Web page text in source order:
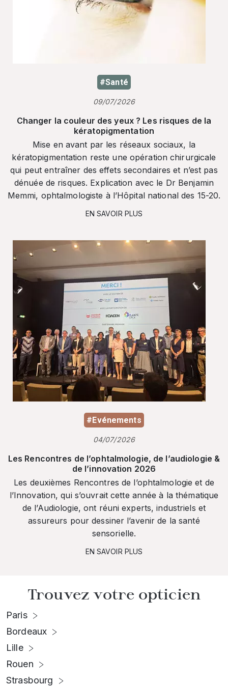
#Santé
09/07/2026
Changer la couleur des yeux ? Les risques de la
kératopigmentation
Mise en avant par les réseaux sociaux, la
kératopigmentation reste une opération chirurgicale
qui peut entraîner des effets secondaires et n’est pas
dénuée de risques. Explication avec le Dr Benjamin
Memmi, ophtalmologiste à l’Hôpital national des 15-20.
EN SAVOIR PLUS
#Evénements
04/07/2026
Les Rencontres de l’ophtalmologie, de l’audiologie &
de l’innovation 2026
Les deuxièmes Rencontres de l’ophtalmologie et de
l’Innovation, qui s’ouvrait cette année à la thématique
de l’Audiologie, ont réuni experts, industriels et
assureurs pour dessiner l’avenir de la santé
sensorielle.
EN SAVOIR PLUS
Trouvez votre opticien
Paris
Bordeaux
Lille
Rouen
Strasbourg